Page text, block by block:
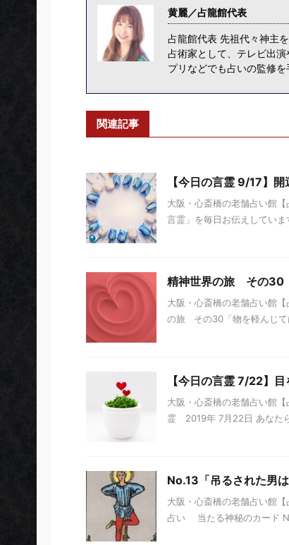
黄麗／占龍館代表
占龍館代表 先祖代々神主
占術家として、テレビ出
プリなどでも占いの監修を
関連記事
【今日の言霊 9/17】開
大阪・心斎橋の老舗占い館
言霊」を毎日お伝えしてい
精神世界の旅 その30
大阪・心斎橋の老舗占い館
の旅 その30「物を軽んじ
【今日の言霊 7/22】目
大阪・心斎橋の老舗占い館
霊 2019年 7月22日 あなた
No.13「吊るされた男は
大阪・心斎橋の老舗占い館
占い 当たる神秘のカード